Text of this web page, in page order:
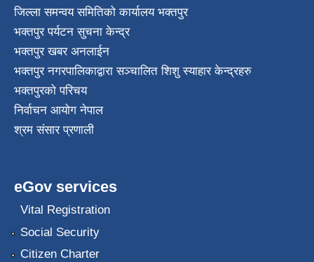
जिल्ला समन्वय समितिको कार्यालय भक्तपुर
भक्तपुर पर्यटन सुचना केन्द्र
भक्तपुर खबर अनलाईन
भक्तपुर नगरपालिकाद्वारा सञ्चालित शिशु स्याहार केन्द्रहरु
भक्तपुरकाे परिचय
निर्वाचन आयोग नेपाल
श्रम संसार प्रणाली
eGov services
Vital Registration
Social Security
Citizen Charter